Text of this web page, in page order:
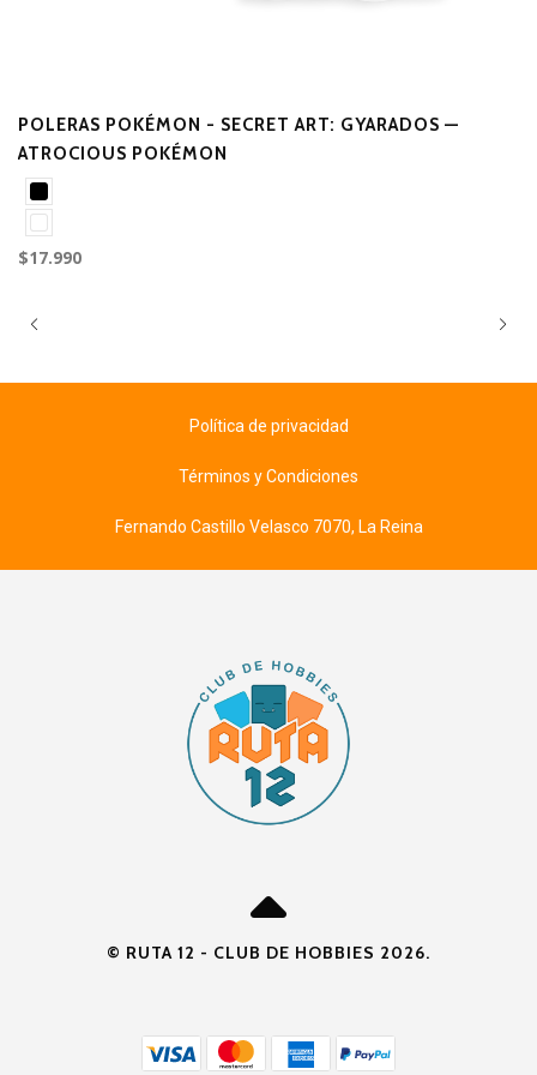
POLERAS POKÉMON - SECRET ART: GYARADOS —
ATROCIOUS POKÉMON
$17.990
Política de privacidad
Términos y Condiciones
Fernando Castillo Velasco 7070, La Reina
© RUTA 12 - CLUB DE HOBBIES 2026.